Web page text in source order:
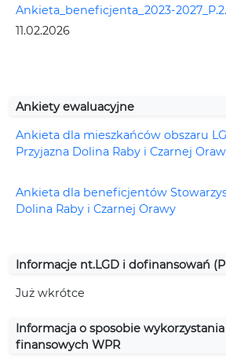
Ankieta_beneficjenta_2023-
11.02.2026
Ankiety ewaluacyjne
Ankieta dla mieszkańców obszaru
Przyjazna Dolina Raby i Czarnej
Ankieta dla beneficjentów
Dolina Raby i Czarnej Orawy
Informacje nt.LGD i dofinansowań
Już wkrótce
Informacja o sposobie
finansowych WPR